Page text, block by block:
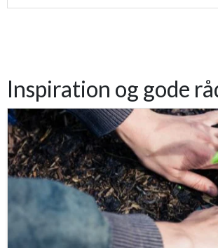
Inspiration og gode